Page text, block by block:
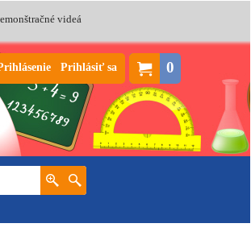
videá
0
Prihlásiť sa